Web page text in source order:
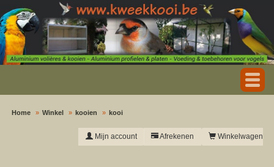
Home Winkel kooien kooi
Winkelwagen
Afrekenen
Mijn account